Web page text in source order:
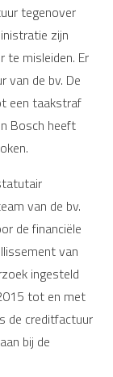
tegenover
zijn
te misleiden. Er
van de bv. De
een taakstraf
Bosch heeft
van de bv.
de financiële
van
ingesteld
tot en met
de creditfactuur
bij de